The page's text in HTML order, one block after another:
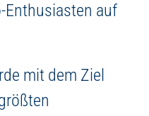
Enthusiasten auf
mit dem Ziel